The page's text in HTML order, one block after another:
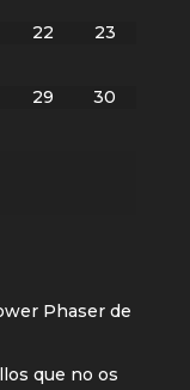
22 23
29 30
Phaser de
que no os